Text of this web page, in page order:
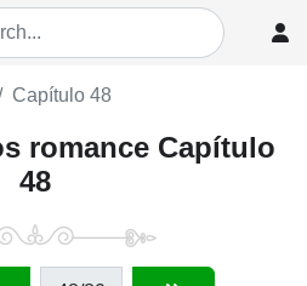
Capítulo 48
romance Capítulo
48